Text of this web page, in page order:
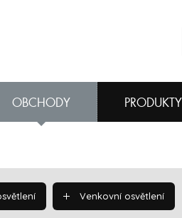
OBCHODY PRODUKTY
Venkovní osvětlení